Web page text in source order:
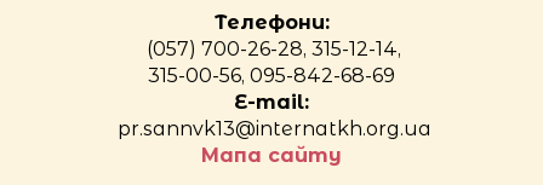
Телефони:
(057) 700-26-28, 315-12-14,
315-00-56, 095-842-68-69
E-mail:
pr.sannvk13@internatkh.org.ua
Мапа сайту